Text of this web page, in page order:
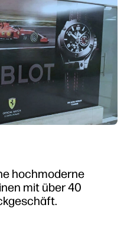
hochmoderne
mit über 40